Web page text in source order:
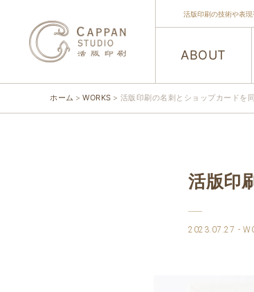
活版印刷の技術や表
ABOUT
ホーム WORKS 活版印刷の名刺とショップカードを
活版印
2023.07.27